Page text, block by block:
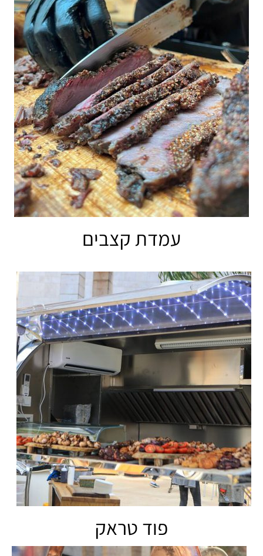
עמדת קצבים
פוד טראק